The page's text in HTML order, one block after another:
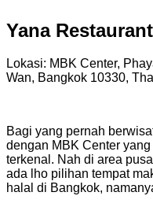
Yana Restaurant
Lokasi: MBK Center,
Wan, Bangkok 10330,
Bagi yang pernah
dengan MBK Center
terkenal. Nah di area
ada lho pilihan tempat
halal di Bangkok,